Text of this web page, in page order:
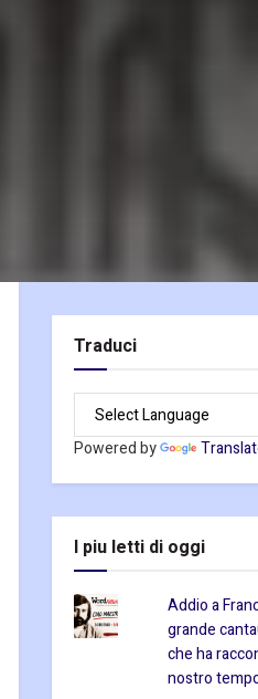
Traduci
Powered by
I piu letti di oggi
Addio a
grande
che ha
nostro